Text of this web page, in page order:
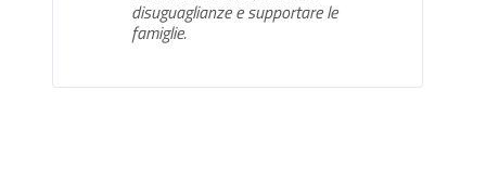
disuguaglianze e supportare le
famiglie.